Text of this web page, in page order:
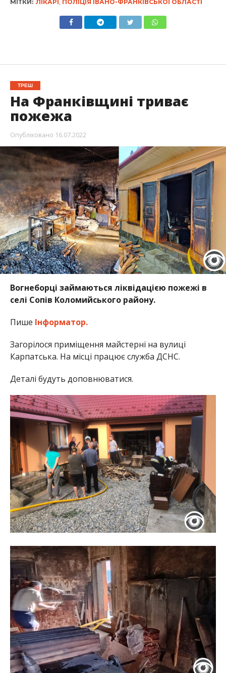
МІТКИ: ЛІКАРІ ПОЛІЦІЯ ІВАНО-ФРАНКІВСЬКОЇ ОБЛАСТІ
ТРЕШ
На Франківщині триває
пожежа
Опубліковано 16.07.2022
Вогнеборці займаються ліквідацією пожежі в
селі Сопів Коломийського району.
Пише Інформатор.
Загорілося приміщення майстерні на вулиці
Карпатська. На місці працює служба ДСНС.
Деталі будуть доповнюватися.